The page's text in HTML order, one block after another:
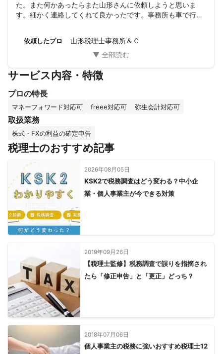
2.補助金申請サポート、経営計画作成
・ものづくり補助金　・ＩＴ補助金　・経営力向上計画　・先
・居住用家屋の譲渡損失の還付申告、譲渡利益の3000万円特
別控除など。
4.相続税・事業承継対策、相続税申告
・土地や株式がある場合の相続税申告　・歯科医院の事業承
継対策など。
・サロンのための補助金、助成金セミナーなど。
・公立の中学校、小学校における租税教室の講師。
アピールポイント
1.民間企業での経営計画策定や事業運営の経験が豊富です。事業の
状況や経営者の思いを理解し、総合的な提案を行うことが可能で
す。
2.節税や資金繰り、補助金申請や事業承継などについての、セカ
た。また何かあったらまた山形さんに依頼しようと思いま
す。細かく連絡してくれて良かったです。事務所も車で行き
依頼したプロ 山形税理士事務所＆Ｃ
サービス内容・特徴
プロの特長
マネーフォワード対応可 freee対応可 弥生会計対応可
取扱業務
株式・FXの利益の確定申告
税理士のおすすめ記事
2026年08月05日
KSK2で税務調査はどう変わる？中小企
業・個人事業主が今できる対策
2019年09月26日
【税理士監修】税務調査で誤りを指摘され
たら「修正申告」と「更正」どっち？
2018年07月06日
個人事業主の税務に強いおすすめ税理士12